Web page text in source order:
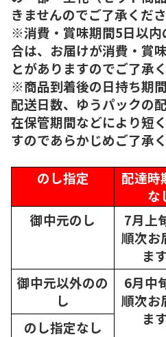
きませんのでご了承くださ
※消費・賞味期間5日以内
合は、お届けが消費・賞
とがありますのでご了承く
※商品到着後の日持ち期
配送日数、ゆうパックの
在保管期間などにより短
すのであらかじめご了承く
のし指定
配達時
な
御中元のし
7月上
順次お
ます
御中元以外のの
し
6月中
順次お
ます
のし指定なし